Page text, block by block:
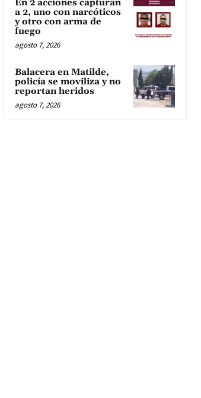
En 2 acciones capturan
a 2, uno con narcóticos
y otro con arma de
fuego
agosto 7, 2026
Balacera en Matilde,
policía se moviliza y no
reportan heridos
agosto 7, 2026